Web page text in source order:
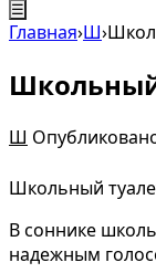
☰
Главная›Ш›
Ш
Школьный
В соннике
надежным